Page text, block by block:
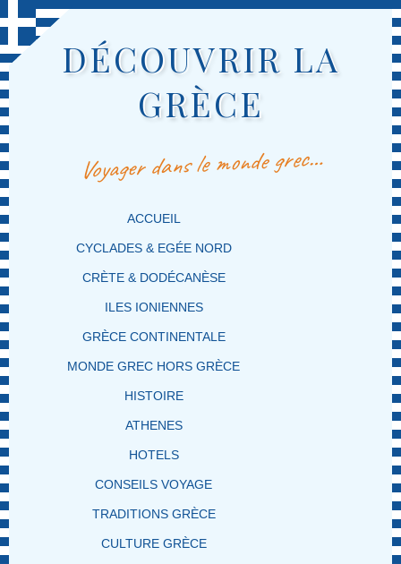
DÉCOUVRIR LA
GRÈCE
Voyager dans le monde grec…
MENU PRINCIPAL
MASQUER LA NAVIGATION PRINCIPALE
MASQUER LA NAVIGATION SECONDAIRE
ACCUEIL
CYCLADES & EGÉE NORD
CRÈTE & DODÉCANÈSE
ILES IONIENNES
GRÈCE CONTINENTALE
MONDE GREC HORS GRÈCE
HISTOIRE
ATHENES
HOTELS
CONSEILS VOYAGE
TRADITIONS GRÈCE
CULTURE GRÈCE